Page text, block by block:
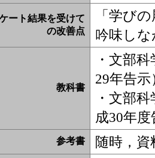
ート結果を受けて
の改善点
「学び
吟味し
教科書
・文部
29年告
・文部
成30年
参考書 随時，